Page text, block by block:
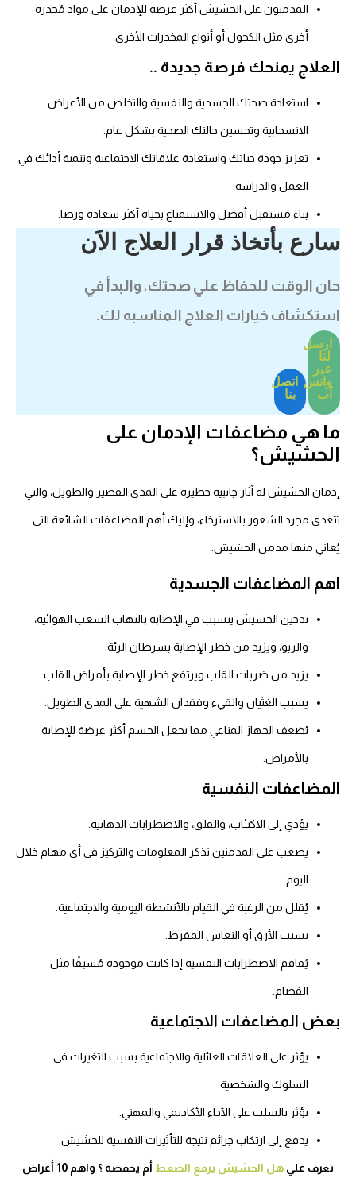
المدمنون على الحشيش أكثر عرضة للإدمان على مواد مُخدرة
أخرى مثل الكحول أو أنواع المخدرات الأخرى.
العلاج يمنحك فرصة جديدة ..
استعادة صحتك الجسدية والنفسية والتخلص من الأعراض
الانسحابية وتحسين حالتك الصحية بشكل عام.
تعزيز جودة حياتك واستعادة علاقاتك الاجتماعية وتنمية أدائك في
العمل والدراسة.
بناء مستقبل أفضل والاستمتاع بحياة أكثر سعادة ورضا.
سارع بأتخاذ قرار العلاج الاَن
حان الوقت للحفاظ علي صحتك، والبدأ في
استكشاف خيارات العلاج المناسبه لك.
ارسل
لنا
عبر
واتس
اَب
اتصل
بنا
ما هي مضاعفات الإدمان على
الحشيش؟
إدمان الحشيش له آثار جانبية خطيرة على المدى القصير والطويل، والتي
تتعدى مجرد الشعور بالاسترخاء، وإليك أهم المضاعفات الشائعة التي
يُعاني منها مدمن الحشيش.
اهم المضاعفات الجسدية
تدخين الحشيش يتسبب في الإصابة بالتهاب الشعب الهوائية،
والربو، ويزيد من خطر الإصابة بسرطان الرئة.
يزيد من ضربات القلب ويرتفع خطر الإصابة بأمراض القلب.
يسبب الغثيان والقيء وفقدان الشهية على المدى الطويل.
يُضعف الجهاز المناعي مما يجعل الجسم أكثر عرضة للإصابة
بالأمراض.
المضاعفات النفسية
يؤدي إلى الاكتئاب، والقلق، والاضطرابات الذهانية.
يصعب على المدمنين تذكر المعلومات والتركيز في أي مهام خلال
اليوم.
يُقلل من الرغبة في القيام بالأنشطة اليومية والاجتماعية.
يسبب الأرق أو النعاس المفرط.
يُفاقم الاضطرابات النفسية إذا كانت موجودة مُسبقًا مثل
الفصام.
بعض المضاعفات الاجتماعية
يؤثر على العلاقات العائلية والاجتماعية بسبب التغيرات في
السلوك والشخصية.
يؤثر بالسلب على الأداء الأكاديمي والمهني.
يدفع إلى ارتكاب جرائم نتيجة للتأثيرات النفسية للحشيش.
تعرف علي هل الحشيش يرفع الضغط أم يخفضة ؟ واهم 10 أعراض